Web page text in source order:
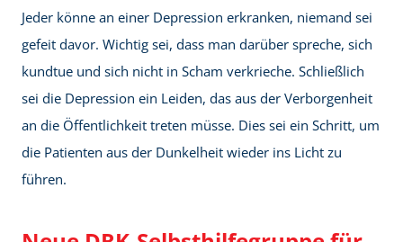
Jeder könne an einer Depression erkranken, niemand sei
gefeit davor. Wichtig sei, dass man darüber spreche, sich
kundtue und sich nicht in Scham verkrieche. Schließlich
sei die Depression ein Leiden, das aus der Verborgenheit
an die Öffentlichkeit treten müsse. Dies sei ein Schritt, um
die Patienten aus der Dunkelheit wieder ins Licht zu
führen.